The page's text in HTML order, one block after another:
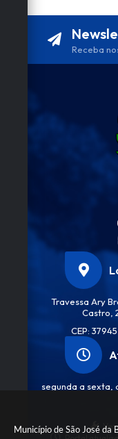
Município de São José da
Receba
Travessa Ary
Castro,
CEP:
segunda a sexta,